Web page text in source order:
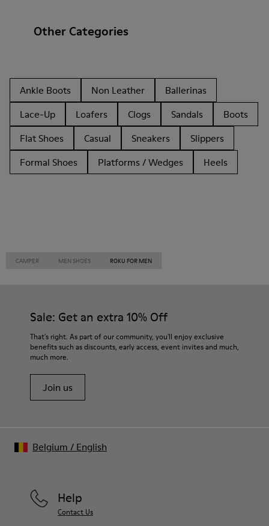
Other Categories
Ankle Boots Non Leather
Ballerinas
Lace-Up
Loafers Clogs Sandals
Boots
Flat Shoes
Casual Sneakers
Slippers
Formal Shoes
Platforms / Wedges Heels
CAMPER MEN SHOES ROKU FOR MEN
Sale: Get an extra 10% Off
That's right. As part of our community, you'll enjoy exclusive
benefits such as discounts, early access, event invites and much,
much more.
Join us
Help
Contact Us
Belgium / English